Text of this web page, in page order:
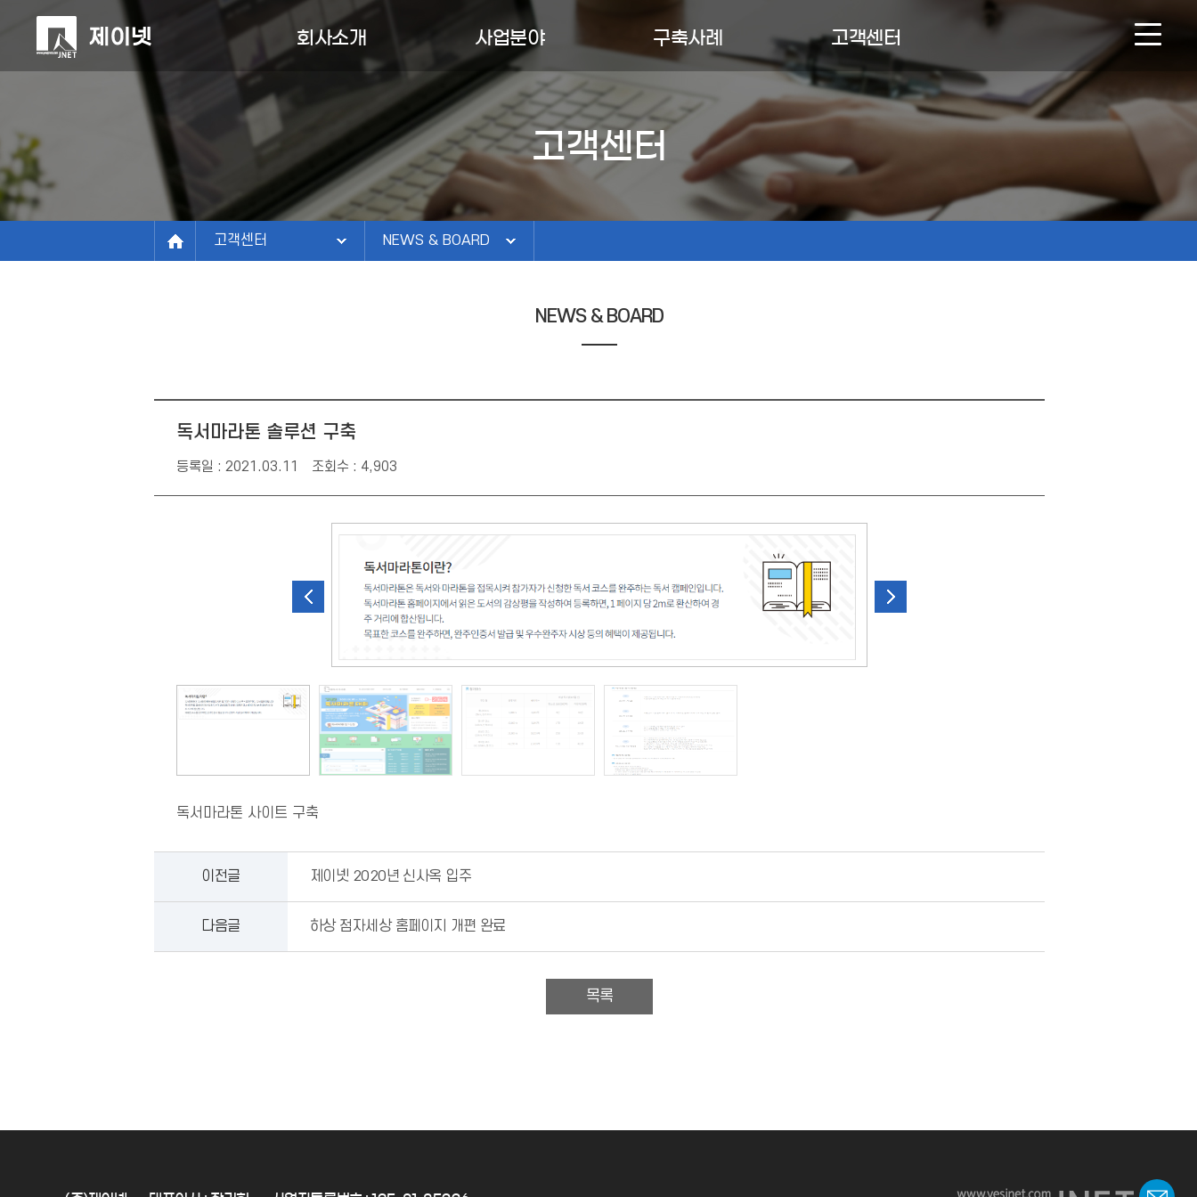
회사소개
정보관리연구소
연혁
조직/연락처
파트너
사업분야
AI솔루션/콘텐츠
도서검색솔루션
ICT시스템
홈페이지
도서관정보화
구축사례
구축사례
고객센터
NEWS & BOARD
온라인문의
인재채용
고객센터
고객센터
회사소개
고객센터
NEWS & BOARD
NEWS & BOARD
온라인문의
인재채용
NEWS & BOARD
독서마라톤 솔루션 구축
등록일 : 2021.03.11 조회수 : 4,903
독서마라톤 사이트 구축
이전글 제이넷 2020년 신사옥 입주
다음글 하상 점자세상 홈페이지 개편 완료
목록